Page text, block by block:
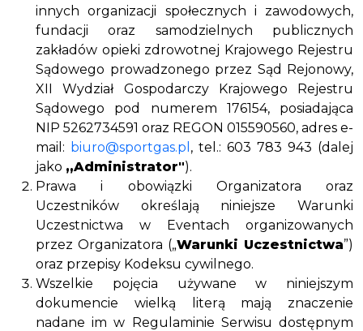
innych organizacji społecznych i zawodowych,
fundacji oraz samodzielnych publicznych
zakładów opieki zdrowotnej Krajowego Rejestru
Sądowego prowadzonego przez Sąd Rejonowy,
XII Wydział Gospodarczy Krajowego Rejestru
Sądowego pod numerem 176154, posiadająca
NIP 5262734591 oraz REGON 015590560, adres e-
mail: biuro@sportgas.pl , tel.: 603 783 943 (dalej
jako „Administrator").
Prawa i obowiązki Organizatora oraz
Uczestników określają niniejsze Warunki
Uczestnictwa w Eventach organizowanych
przez Organizatora („Warunki Uczestnictwa”)
oraz przepisy Kodeksu cywilnego.
Wszelkie pojęcia używane w niniejszym
dokumencie wielką literą mają znaczenie
nadane im w Regulaminie Serwisu dostępnym